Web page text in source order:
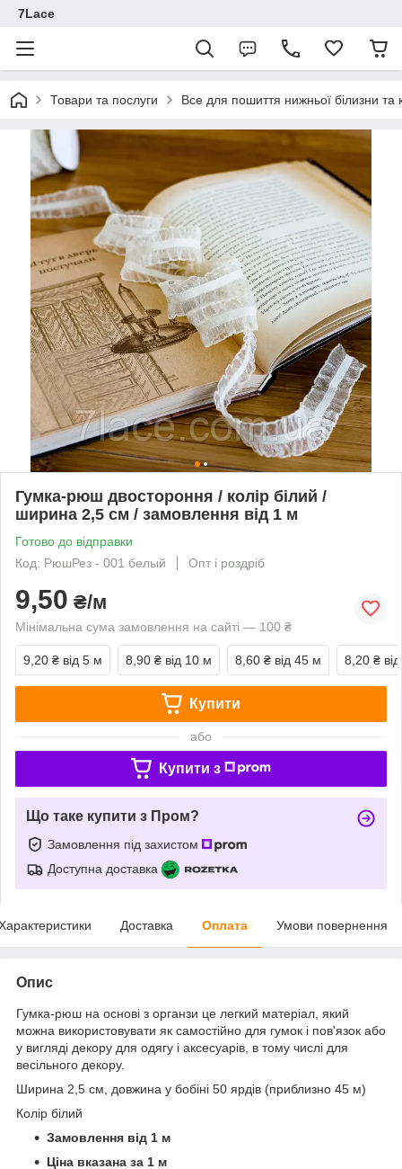
7Lace
Товари та послуги Все для пошиття нижньої білизни та
Гумка-рюш двостороння / колір білий /
ширина 2,5 см / замовлення від 1 м
Готово до відправки
Код: РюшРез - 001 белый
Опт і роздріб
9,50 ₴/м
Мінімальна сума замовлення на сайті — 100 ₴
9,20 ₴ від 5 м 8,90 ₴ від 10 м 8,60 ₴ від 45 м 8,20 ₴
Купити
або
Купити з
Що таке купити з Пром?
Замовлення під захистом
Доступна доставка
Доставка Оплата Умови повернення
Опис
Гумка-рюш на основі з органзи це легкий матеріал, який
можна використовувати як самостійно для гумок і пов'язок або
у вигляді декору для одягу і аксесуарів, в тому числі для
весільного декору.
Ширина 2,5 см, довжина у бобіні 50 ярдів (приблизно 45 м)
Колір білий
Замовлення від 1 м
Ціна вказана за 1 м